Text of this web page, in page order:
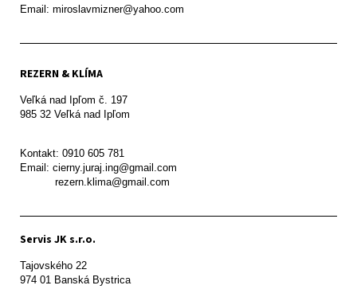
REZERN & KLÍMA
Veľká nad Ipľom č. 197
985 32 Veľká nad Ipľom
Kontakt: 0910 605 781
Email: cierny.juraj.ing@gmail.com
           rezern.klima@gmail.com
Servis JK s.r.o.
Tajovského 22
974 01 Banská Bystrica